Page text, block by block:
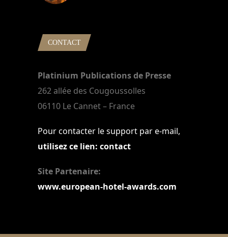
CONTACT
Platinium Publications de Presse
262 allée des Cougoussolles
06110 Le Cannet – France
Pour contacter le support par e-mail,
utilisez ce lien: contact
Site Partenaire:
www.european-hotel-awards.com